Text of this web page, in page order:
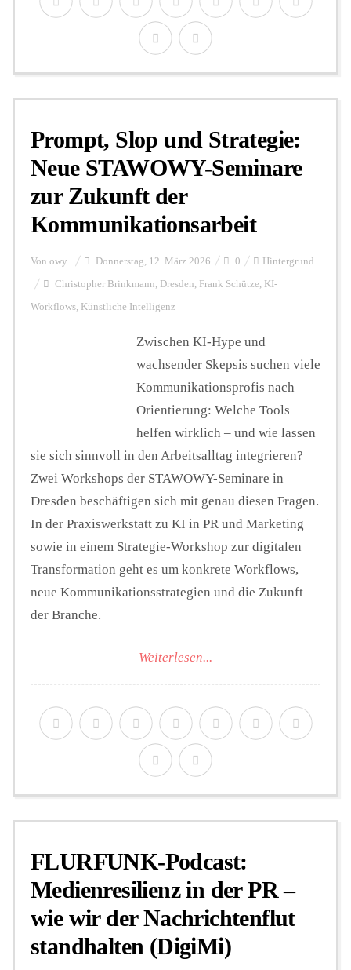
Prompt, Slop und Strategie:
Neue STAWOWY-Seminare
zur Zukunft der
Kommunikationsarbeit
Von owy Donnerstag, 12. März 2026 0 Hintergrund
Christopher Brinkmann, Dresden, Frank Schütze, KI-
Workflows, Künstliche Intelligenz
Zwischen KI-Hype und
wachsender Skepsis suchen viele
Kommunikationsprofis nach
Orientierung: Welche Tools
helfen wirklich – und wie lassen
sie sich sinnvoll in den Arbeitsalltag integrieren?
Zwei Workshops der STAWOWY-Seminare in
Dresden beschäftigen sich mit genau diesen Fragen.
In der Praxiswerkstatt zu KI in PR und Marketing
sowie in einem Strategie-Workshop zur digitalen
Transformation geht es um konkrete Workflows,
neue Kommunikationsstrategien und die Zukunft
der Branche.
Weiterlesen...
FLURFUNK-Podcast:
Medienresilienz in der PR –
wie wir der Nachrichtenflut
standhalten (DigiMi)